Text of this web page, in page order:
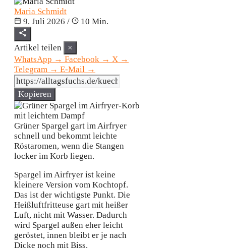
Maria Schmidt
9. Juli 2026 / 10 Min.
Artikel teilen
×
WhatsApp → Facebook → X →
Telegram → E-Mail →
Kopieren
Grüner Spargel gart im Airfryer
schnell und bekommt leichte
Röstaromen, wenn die Stangen
locker im Korb liegen.
Spargel im Airfryer ist keine
kleinere Version vom Kochtopf.
Das ist der wichtigste Punkt. Die
Heißluftfritteuse gart mit heißer
Luft, nicht mit Wasser. Dadurch
wird Spargel außen eher leicht
geröstet, innen bleibt er je nach
Dicke noch mit Biss.